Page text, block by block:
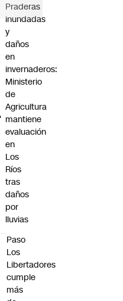
Praderas
inundadas
y
daños
en
invernaderos:
Ministerio
de
Agricultura
mantiene
evaluación
en
Los
Ríos
tras
daños
por
lluvias
Paso
Los
Libertadores
cumple
más